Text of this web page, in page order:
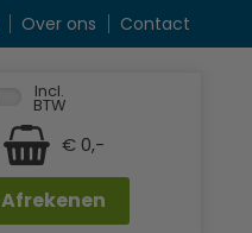
Over ons Contact
Incl.
BTW
€ 0,-
Afrekenen